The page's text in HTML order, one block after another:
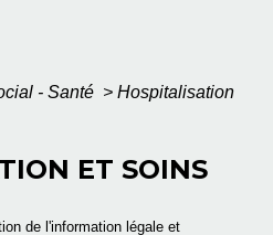
- Santé > Hospitalisation
ET SOINS
de l'information légale et